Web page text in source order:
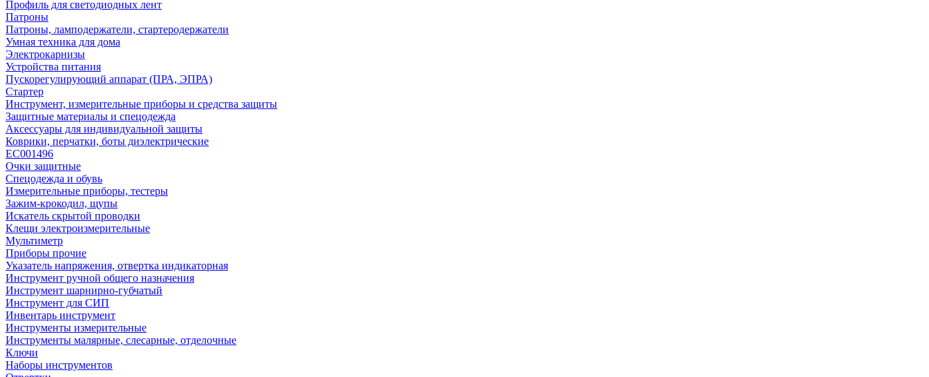
Профиль для светодиодных лент
Патроны
Патроны, ламподержатели, стартеродержатели
Умная техника для дома
Электрокарнизы
Устройства питания
Пускорегулирующий аппарат (ПРА, ЭПРА)
Стартер
Инструмент, измерительные приборы и средства защиты
Защитные материалы и спецодежда
Аксессуары для индивидуальной защиты
Коврики, перчатки, боты диэлектрические
EC001496
Очки защитные
Спецодежда и обувь
Измерительные приборы, тестеры
Зажим-крокодил, щупы
Искатель скрытой проводки
Клещи электроизмерительные
Мультиметр
Приборы прочие
Указатель напряжения, отвертка индикаторная
Инструмент ручной общего назначения
Инструмент шарнирно-губчатый
Инструмент для СИП
Инвентарь инструмент
Инструменты измерительные
Инструменты малярные, слесарные, отделочные
Ключи
Наборы инструментов